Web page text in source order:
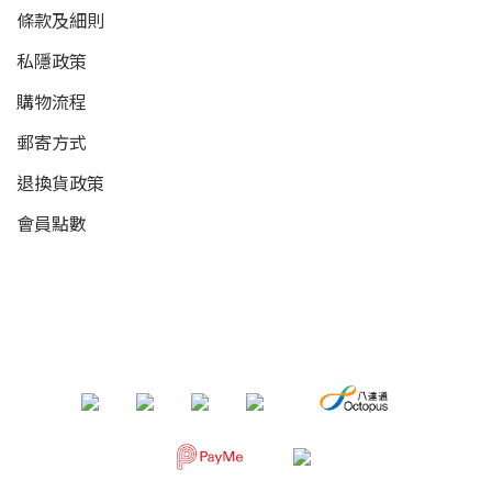
條款及細則
私隱政策
購物流程
郵寄方式
退換貨政策
會員點數